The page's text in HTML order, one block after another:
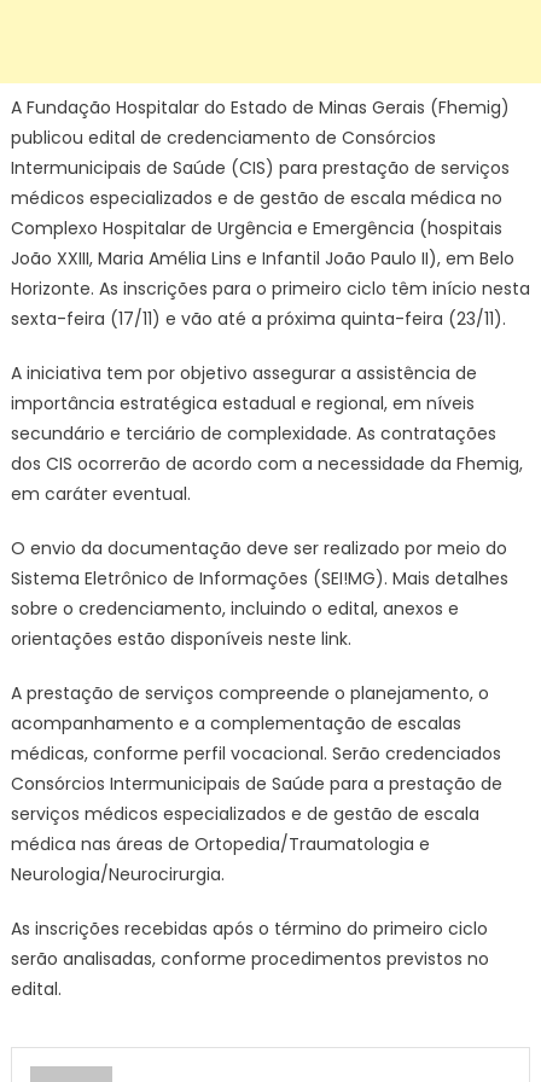
A Fundação Hospitalar do Estado de Minas Gerais (Fhemig)
publicou edital de credenciamento de Consórcios
Intermunicipais de Saúde (CIS) para prestação de serviços
médicos especializados e de gestão de escala médica no
Complexo Hospitalar de Urgência e Emergência (hospitais
João XXIII, Maria Amélia Lins e Infantil João Paulo II), em Belo
Horizonte. As inscrições para o primeiro ciclo têm início nesta
sexta-feira (17/11) e vão até a próxima quinta-feira (23/11).
A iniciativa tem por objetivo assegurar a assistência de
importância estratégica estadual e regional, em níveis
secundário e terciário de complexidade. As contratações
dos CIS ocorrerão de acordo com a necessidade da Fhemig,
em caráter eventual.
O envio da documentação deve ser realizado por meio do
Sistema Eletrônico de Informações (SEI!MG). Mais detalhes
sobre o credenciamento, incluindo o edital, anexos e
orientações estão disponíveis neste link.
A prestação de serviços compreende o planejamento, o
acompanhamento e a complementação de escalas
médicas, conforme perfil vocacional. Serão credenciados
Consórcios Intermunicipais de Saúde para a prestação de
serviços médicos especializados e de gestão de escala
médica nas áreas de Ortopedia/Traumatologia e
Neurologia/Neurocirurgia.
As inscrições recebidas após o término do primeiro ciclo
serão analisadas, conforme procedimentos previstos no
edital.